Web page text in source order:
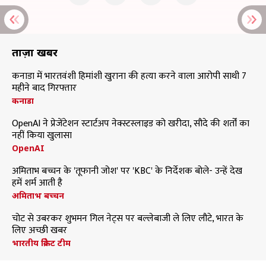
ताज़ा खबरें
कनाडा में भारतवंशी हिमांशी खुराना की हत्या करने वाला आरोपी साथी 7
महीने बाद गिरफ्तार
कनाडा
OpenAI ने प्रेजेंटेशन स्टार्टअप नेक्स्टस्लाइड को खरीदा, सौदे की शर्तों का
नहीं किया खुलासा
OpenAI
अमिताभ बच्चन के 'तूफानी जोश' पर 'KBC' के निर्देशक बोले- उन्हें देख
हमें शर्म आती है
अमिताभ बच्चन
चोट से उबरकर शुभमन गिल नेट्स पर बल्लेबाजी ले लिए लौटे, भारत के
लिए अच्छी खबर
भारतीय क्रिकेट टीम